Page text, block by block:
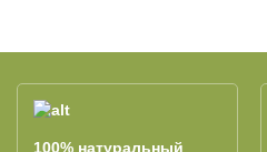
100% натуральный